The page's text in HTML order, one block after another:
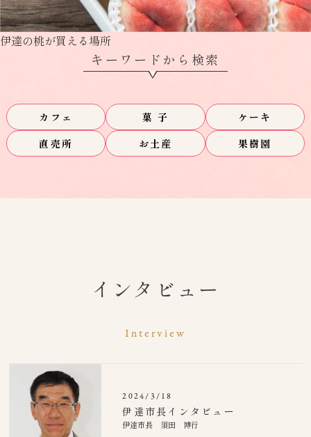
伊達の桃が買える場所
キーワードから検索
カフェ 菓 子
ケーキ
直売所
お土産 果樹園
インタビュー
Interview
2024/3/18
伊達市長インタビュー
伊達市長 須田 博行